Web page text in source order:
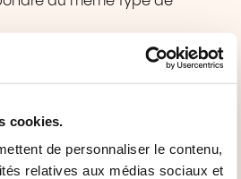
cookies.
de personnaliser le contenu,
relatives aux médias sociaux et
de façon simple si